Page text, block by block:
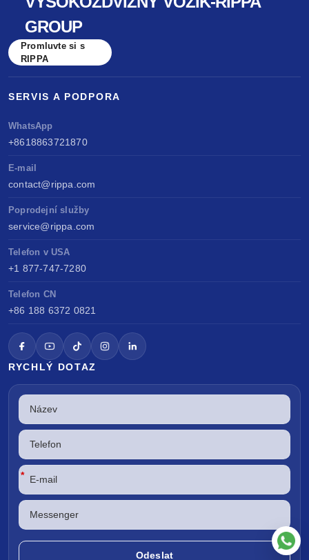
GROUP
Promluvte si s
RIPPA
SERVIS A PODPORA
WhatsApp
+8618863721870
E-mail
contact@rippa.com
Poprodejní služby
service@rippa.com
Telefon v USA
+1 877-747-7280
Telefon CN
+86 188 6372 0821
RYCHLÝ DOTAZ
*